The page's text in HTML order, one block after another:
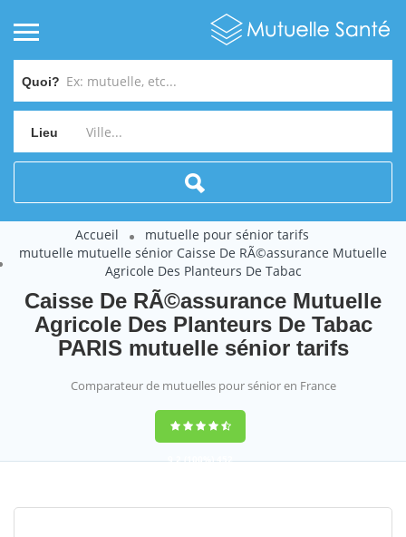
Quoi?
Lieu
Accueil
mutuelle pour sénior tarifs
mutuelle mutuelle sénior Caisse De RÃ©assurance Mutuelle
Agricole Des Planteurs De Tabac
Caisse De RÃ©assurance Mutuelle
Agricole Des Planteurs De Tabac
PARIS mutuelle sénior tarifs
Comparateur de mutuelles pour sénior en France
9,2(100%)452